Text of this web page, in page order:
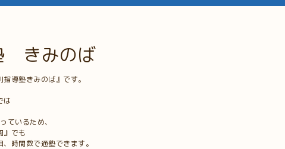
きみのば
導塾きみのば』です。
は
ているため、
』でも
時間数で通塾できます。